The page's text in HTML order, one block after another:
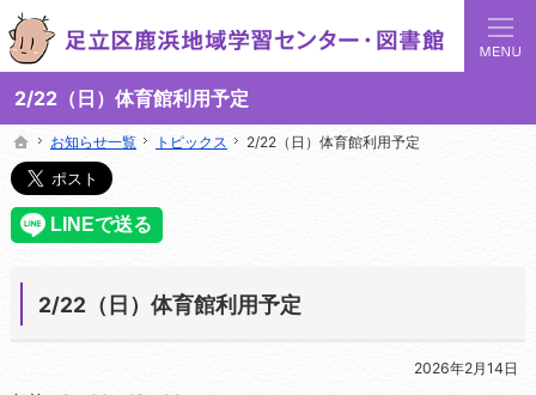
2/22（日）体育館利用予定
足立区鹿浜地域学習センターでは地域の講座や施設をご案内しています。
足立区鹿浜地域学習センターや図書館の総合案内サイト
ホーム
お知らせ一覧 トピックス 2/22（日）体育館利用予定
2/22（日）体育館利用予定
2026年2月14日
ホーム
お知らせ一覧 トピックス 2/22（日）体育館利用予定